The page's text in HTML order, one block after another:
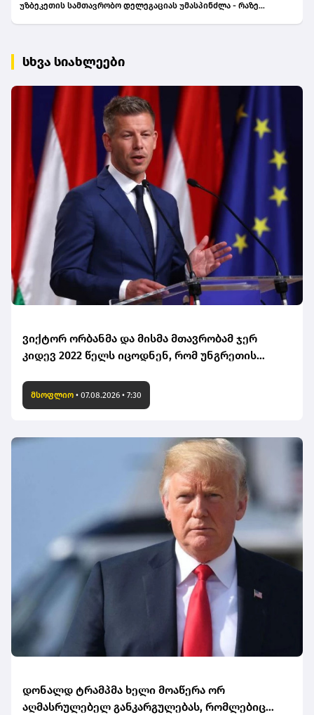
უზბეკეთის სამთავრობო დელეგაციას უმასპინძლა - რაზე
სხვა სიახლეები
ვიქტორ ორბანმა და მისმა მთავრობამ ჯერ
კიდევ 2022 წელს იცოდნენ, რომ უნგრეთის
გააკეთეს - პეტერ მადიარი
მსოფლიო • 07.08.2026 • 7:30
დონალდ ტრამპმა ხელი მოაწერა ორ
აღმასრულებელ განკარგულებას, რომლებიც